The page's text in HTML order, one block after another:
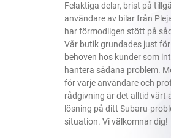
Felaktiga delar, brist på
användare av bilar från
har förmodligen stött på
Vår butik grundades just
behoven hos kunder som
hantera sådana problem.
för varje användare och
rådgivning är det alltid värt
lösning på ditt Subaru-
situation. Vi välkomnar dig!